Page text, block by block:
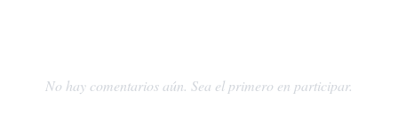
No hay comentarios aún. Sea el primero en participar.